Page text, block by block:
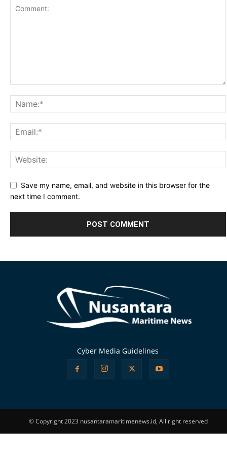
Save my name, email, and website in this browser for the
next time I comment.
Cyber Media Guidelines
© Copyright 2023 nusantaramaritimenews.id, All right reserved